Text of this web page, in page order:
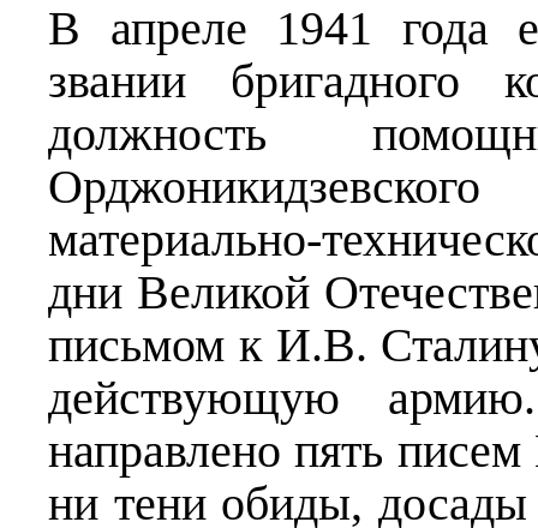
В апреле 1941 года
звании бригадного
должность
материально-
дни Великой
письмом к И.В.
действующую
направлено пять
ни тени обиды,